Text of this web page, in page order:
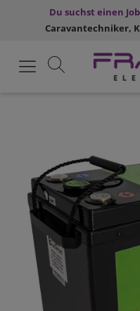
Du suchst einen
Caravantechniker,